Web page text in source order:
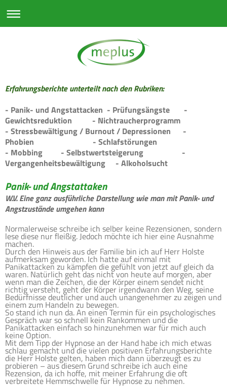
Erfahrungsberichte unterteilt nach den Rubriken:
- Panik- und Angstattacken - Prüfungsängste -
Gewichtsreduktion - Nichtraucherprogramm
- Stressbewältigung / Burnout / Depressionen -
Phobien - Schlafstörungen
- Mobbing - Selbstwertsteigerung -
Vergangenheitsbewältigung - Alkoholsucht
Panik- und Angstattaken
W.V. Eine ganz ausführliche Darstellung wie man mit Panik- und
Angstzustände umgehen kann
Normalerweise schreibe ich selber keine Rezensionen, sondern
lese diese nur fleißig. Jedoch möchte ich hier eine Ausnahme
machen.
Durch den Hinweis aus der Familie bin ich auf Herr Holste
aufmerksam geworden. Ich hatte auf einmal mit
Panikattacken zu kämpfen die gefühlt von jetzt auf gleich da
waren. Natürlich geht das nicht von heute auf morgen, aber
wenn man die Zeichen, die der Körper einem sendet nicht
richtig versteht, geht der Körper irgendwann den Weg, seine
Bedürfnisse deutlicher und auch unangenehmer zu zeigen und
einem zum Handeln zu bewegen.
So stand ich nun da. An einen Termin für ein psychologisches
Gespräch war so schnell kein Rankommen und die
Panikattacken einfach so hinzunehmen war für mich auch
keine Option.
Mit dem Tipp der Hypnose an der Hand habe ich mich etwas
schlau gemacht und die vielen positiven Erfahrungsberichte
die Herr Holste gelten, haben mich dann überzeugt es zu
probieren – aus diesem Grund schreibe ich auch eine
Rezension, da ich hoffe, mit meiner Erfahrung die oft
verbreitete Hemmschwelle für Hypnose zu nehmen.